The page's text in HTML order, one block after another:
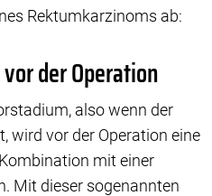
Rektumkarzinoms ab:
der Operation
also wenn der
wird vor der Operation eine
mit einer
Mit dieser sogenannten